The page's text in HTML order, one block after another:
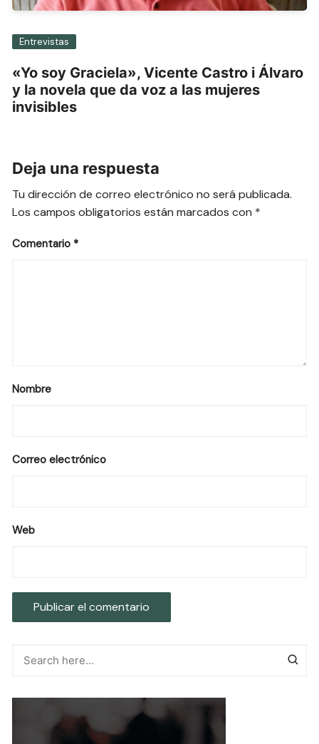
Entrevistas
«Yo soy Graciela», Vicente Castro i Álvaro
y la novela que da voz a las mujeres
invisibles
Deja una respuesta
Tu dirección de correo electrónico no será publicada.
Los campos obligatorios están marcados con *
Comentario *
Nombre
Correo electrónico
Web